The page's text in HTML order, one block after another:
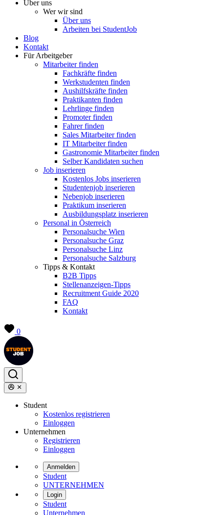
Über uns
Wer wir sind
Über uns
Arbeiten bei StudentJob
Blog
Kontakt
Für Arbeitgeber
Mitarbeiter finden
Fachkräfte finden
Werkstudenten finden
Aushilfskräfte finden
Praktikanten finden
Lehrlinge finden
Promoter finden
Fahrer finden
Sales Mitarbeiter finden
IT Mitarbeiter finden
Gastronomie Mitarbeiter finden
Selber Kandidaten suchen
Job inserieren
Kostenlos Jobs inserieren
Studentenjob inserieren
Nebenjob inserieren
Praktikum inserieren
Ausbildungsplatz inserieren
Personal in Österreich
Personalsuche Wien
Personalsuche Graz
Personalsuche Linz
Personalsuche Salzburg
Tipps & Kontakt
B2B Tipps
Stellenanzeigen-Tipps
Recruitment Guide 2020
FAQ
Kontakt
0
Student
Kostenlos registrieren
Einloggen
Unternehmen
Registrieren
Einloggen
Anmelden
Student
UNTERNEHMEN
Login
Student
Unternehmen